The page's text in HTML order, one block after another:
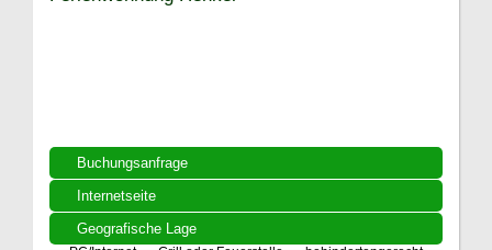
Buchungsanfrage
Internetseite
Geografische Lage